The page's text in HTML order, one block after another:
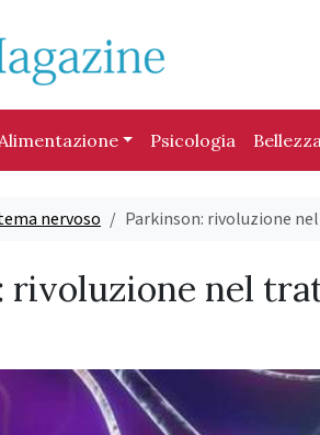
Psicologia
nervoso Parkinson: rivoluzione
rivoluzione nel